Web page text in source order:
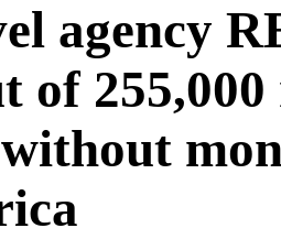
agency
of